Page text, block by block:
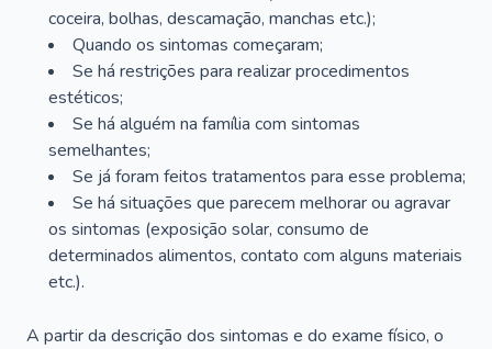
coceira, bolhas, descamação, manchas etc.);
Quando os sintomas começaram;
Se há restrições para realizar procedimentos
estéticos;
Se há alguém na família com sintomas
semelhantes;
Se já foram feitos tratamentos para esse problema;
Se há situações que parecem melhorar ou agravar
os sintomas (exposição solar, consumo de
determinados alimentos, contato com alguns materiais
etc.).
A partir da descrição dos sintomas e do exame físico, o